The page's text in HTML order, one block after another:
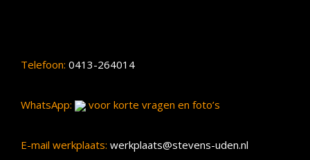
Telefoon: 0413-264014
WhatsApp: voor korte vragen en foto’s
E-mail werkplaats: werkplaats@stevens-uden.nl